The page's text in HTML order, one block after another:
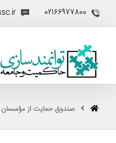
02166977800
صندوق حمایت از مؤسسان